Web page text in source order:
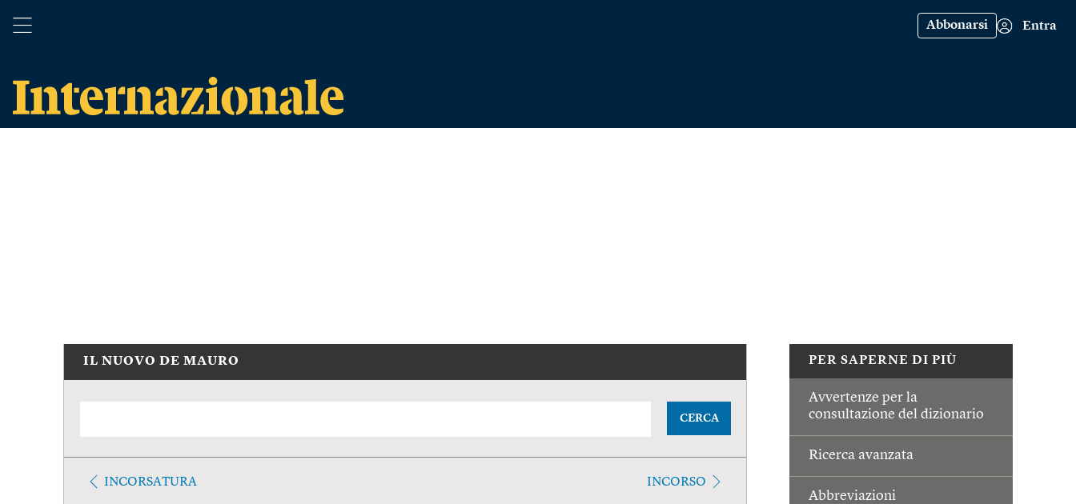
Abbonarsi Entra
PER SAPERNE DI PIÙ
Avvertenze per la
consultazione del dizionario
Ricerca avanzata
Abbreviazioni
IL NUOVO DE MAURO
CERCA
INCORSATURA INCORSO